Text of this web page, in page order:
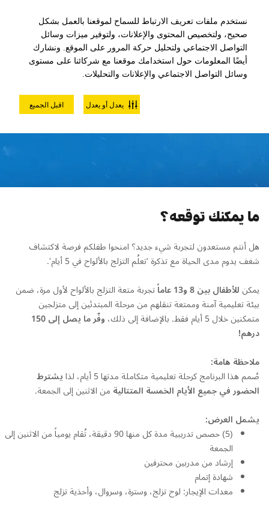
نستخدم ملفات تعريف الارتباط للسماح لموقعنا بالعمل بشكل
صحيح، ولتخصيص المحتوى والإعلانات، ولتوفير ميزات وسائل
التواصل الاجتماعي ولتحليل حركة المرور على الموقع. ونشارك
أيضًا المعلومات حول استخدامك موقعنا مع شركائنا على مستوى
وسائل التواصل الاجتماعي والإعلانات والتحليلات.
اقبل الجميع يعدل أو يعدل تعلُم التزلج بالألواح في 5 أيام
ما يمكنك توقعه؟
هل أنتم مستعدون لتجربة شيء جديد؟ امنحوا طفلكم فرصة لاكتشاف
شغف يدوم مدى الحياة مع تذكرة 'تعلُم التزلج بالألواح في 5 أيام'.
يمكن للأطفال بين8و13عاماًتجربة متعة التزلج بالألواح لأول مرة، ضمن
بيئة تعليمية آمنة وممتعة تنقلهم من مرحلة المبتدئين إلى متزلجين
متمكنين خلال 5 أيام فقط. بالإضافة إلى ذلك،
وفّر ما يصل إلى150
درهم!
ملاحظة هامة:
صُمم هذا البرنامج كرحلة تعليمية متكاملة مدتها 5 أيام، لذا
يشترط
الحضور في جميع الأيام الخمسة المتتالية من الاثنين إلى الجمعة.
يشمل العرض:
(5) حصص تدريبية مدة كل منها 90 دقيقة، تُقام يومياً من الاثنين إلى
الجمعة
إرشاد من مدربين محترفين
شهادة إتمام
معدات الإيجار: لوح تزلج، وسترة، وسروال، وأحذية تزلج